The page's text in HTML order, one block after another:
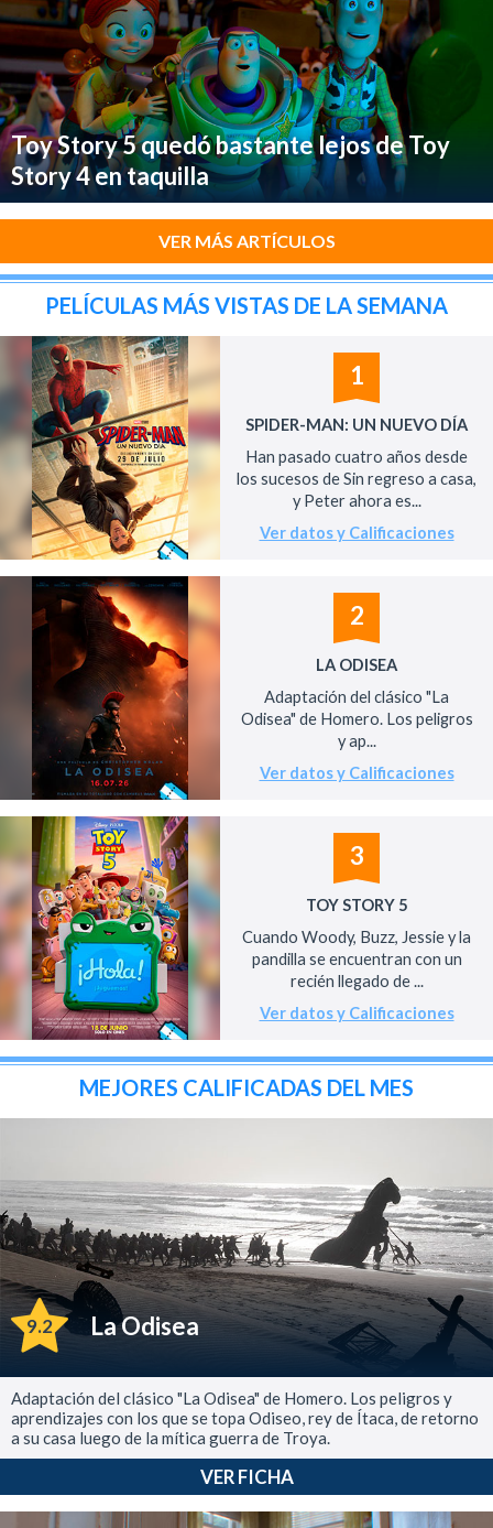
Toy Story 5 quedó bastante lejos de Toy
Story 4 en taquilla
VER MÁS ARTÍCULOS
PELÍCULAS MÁS VISTAS DE LA SEMANA
1
SPIDER-MAN: UN NUEVO DÍA
Han pasado cuatro años desde
los sucesos de Sin regreso a casa,
y Peter ahora es...
Ver datos y Calificaciones
2
LA ODISEA
Adaptación del clásico "La
Odisea" de Homero. Los peligros
y ap...
Ver datos y Calificaciones
3
TOY STORY 5
Cuando Woody, Buzz, Jessie y la
pandilla se encuentran con un
recién llegado de ...
Ver datos y Calificaciones
MEJORES CALIFICADAS DEL MES
9.2 La Odisea
Adaptación del clásico "La Odisea" de Homero. Los peligros y
aprendizajes con los que se topa Odiseo, rey de Ítaca, de retorno
a su casa luego de la mítica guerra de Troya.
VER FICHA